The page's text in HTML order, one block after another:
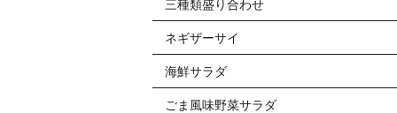
三種類盛り合わせ
ネギザーサイ
海鮮サラダ
ごま風味野菜サラダ